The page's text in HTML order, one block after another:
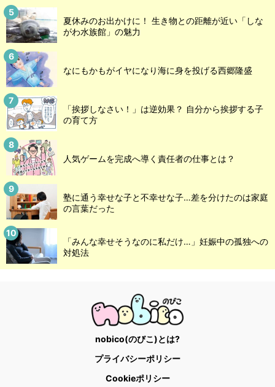
夏休みのお出かけに！ 生き物との距離が近い「しな
がわ水族館」の魅力
なにもかもがイヤになり海に身を投げる西郷隆盛
「挨拶しなさい！」は逆効果？ 自分から挨拶する子
の育て方
人気ゲームを完成へ導く責任者の仕事とは？
塾に通う幸せな子と不幸せな子…差を分けたのは家庭
の言葉だった
「みんな幸せそうなのに私だけ…」妊娠中の孤独への
対処法
nobico(のびこ)とは?
プライバシーポリシー
Cookieポリシー